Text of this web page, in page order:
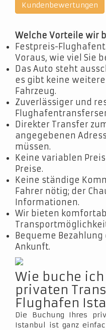
Kundenbewertungen
Welche Vorteile wir
Festpreis-
Voraus, wie viel Sie
Das Auto steht
es gibt keine
Fahrzeug.
Zuverlässiger und
Direkter Transfer
angegebenen
müssen.
Keine variablen
Preise.
Keine ständige
Fahrer nötig; der
Informationen.
Wir bieten
Bequeme
Ankunft.
Wie buche
privaten
Flughafen
Die Buchung Ihres
Istanbul ist ganz